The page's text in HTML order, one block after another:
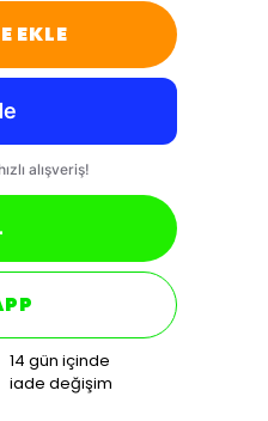
EKLE
14 gün içinde
iade değişim